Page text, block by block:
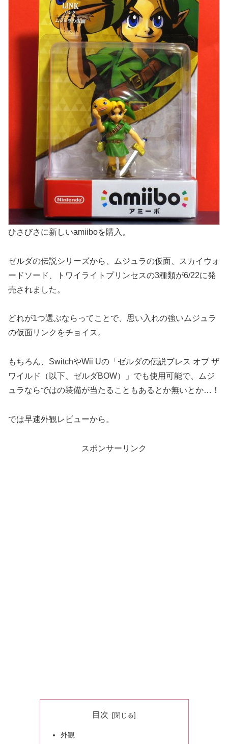
ひさびさに新しいamiiboを購入。
ゼルダの伝説シリーズから、ムジュラの仮面、スカイウォ
ードソード、トワイライトプリンセスの3種類が6/22に発
売されました。
どれが1つ選ぶならってことで、思い入れの強いムジュラ
の仮面リンクをチョイス。
もちろん、SwitchやWii Uの「ゼルダの伝説ブレス オブ ザ
ワイルド（以下、ゼルダBOW）」でも使用可能で、ムジ
ュラならではの装備が当たることもあるとか無いとか…！
では早速外観レビューから。
スポンサーリンク
目次
外観